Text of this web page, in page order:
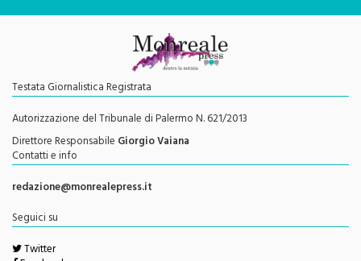
Testata Giornalistica Registrata
Autorizzazione del Tribunale di Palermo N. 621/2013
Direttore ResponsabileGiorgio Vaiana
Contatti e info
redazione@monrealepress.it
Seguici su